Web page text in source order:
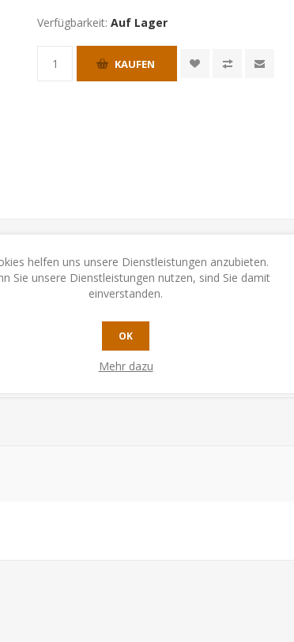
Verfügbarkeit: Auf Lager
KAUFEN
SIE UNS
sind mit zahlreichen LaserSensoren
Zeit ist nicht euer Freund…
helfen uns unsere Dienstleistungen anzubieten.
Sie unsere Dienstleistungen nutzen, sind Sie damit
einverstanden.
OK
Mehr dazu